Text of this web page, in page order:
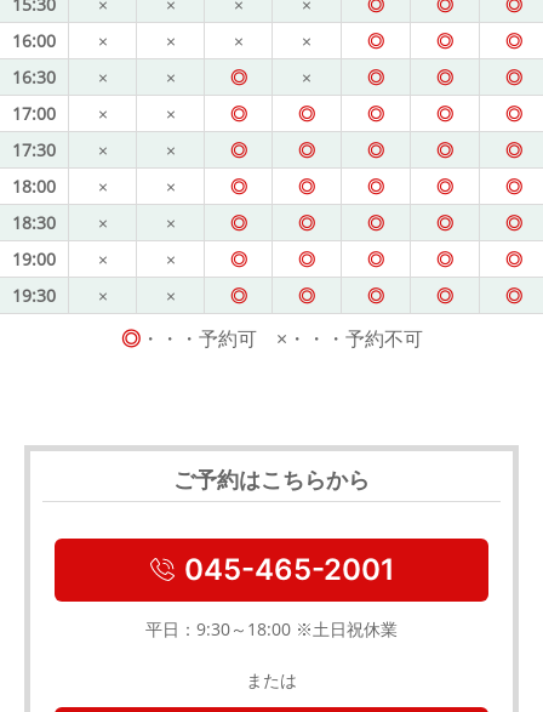
16:00
× × × × ◎ ◎
◎
16:30
× × ◎ × ◎ ◎
◎
17:00
× × ◎ ◎ ◎ ◎
◎
17:30
× × ◎ ◎ ◎ ◎
◎
18:00
× × ◎ ◎ ◎ ◎
◎
18:30
× × ◎ ◎ ◎ ◎
◎
19:00
× × ◎ ◎ ◎ ◎
◎
19:30
× × ◎ ◎ ◎ ◎ ◎
◎・・・予約可 ×・・・予約不可
ご予約はこちらから
045-465-2001
平日：9:30～18:00 ※土日祝休業
または